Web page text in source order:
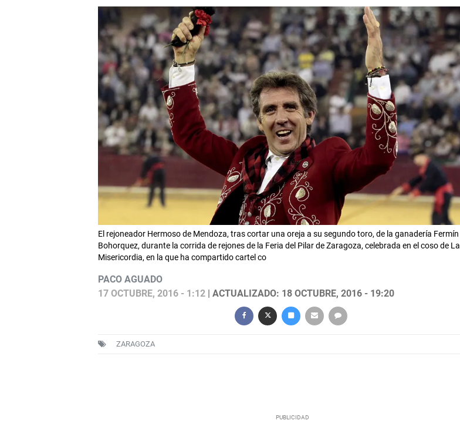
El rejoneador Hermoso de Mendoza, tras cortar una oreja a su segundo toro, de la ganadería Fermín
Bohorquez, durante la corrida de rejones de la Feria del Pilar de Zaragoza, celebrada en el coso de La
Misericordia, en la que ha compartido cartel co
PACO AGUADO
17 OCTUBRE, 2016 - 1:12| ACTUALIZADO: 18 OCTUBRE, 2016 - 19:20
ZARAGOZA